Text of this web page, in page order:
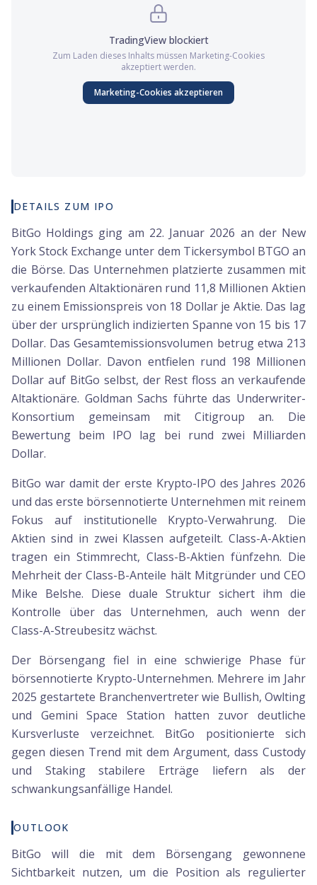
TradingViewblockiert
Zum Laden dieses Inhalts müssen Marketing-Cookies
akzeptiert werden.
Marketing-Cookies akzeptieren
DETAILS ZUM IPO
BitGo Holdings ging am 22. Januar 2026 an der New
York Stock Exchange unter dem Tickersymbol BTGO an
die Börse. Das Unternehmen platzierte zusammen mit
verkaufenden Altaktionären rund 11,8 Millionen Aktien
zu einem Emissionspreis von 18 Dollar je Aktie. Das lag
über der ursprünglich indizierten Spanne von 15 bis 17
Dollar. Das Gesamtemissionsvolumen betrug etwa 213
Millionen Dollar. Davon entfielen rund 198 Millionen
Dollar auf BitGo selbst, der Rest floss an verkaufende
Altaktionäre. Goldman Sachs führte das Underwriter-
Konsortium gemeinsam mit Citigroup an. Die
Bewertung beim IPO lag bei rund zwei Milliarden
Dollar.
BitGo war damit der erste Krypto-IPO des Jahres 2026
und das erste börsennotierte Unternehmen mit reinem
Fokus auf institutionelle Krypto-Verwahrung. Die
Aktien sind in zwei Klassen aufgeteilt. Class-A-Aktien
tragen ein Stimmrecht, Class-B-Aktien fünfzehn. Die
Mehrheit der Class-B-Anteile hält Mitgründer und CEO
Mike Belshe. Diese duale Struktur sichert ihm die
Kontrolle über das Unternehmen, auch wenn der
Class-A-Streubesitz wächst.
Der Börsengang fiel in eine schwierige Phase für
börsennotierte Krypto-Unternehmen. Mehrere im Jahr
2025 gestartete Branchenvertreter wie Bullish, Owlting
und Gemini Space Station hatten zuvor deutliche
Kursverluste verzeichnet. BitGo positionierte sich
gegen diesen Trend mit dem Argument, dass Custody
und Staking stabilere Erträge liefern als der
schwankungsanfällige Handel.
OUTLOOK
BitGo will die mit dem Börsengang gewonnene
Sichtbarkeit nutzen, um die Position als regulierter